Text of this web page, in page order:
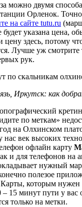
можно двумя
Орленок.
на сайте tutu.ru
указана цена,
здесь, потому
Лучше уж
рук.
Иркутск: как
по меткам»
на Олхинском
нас век высоких
офлайн карту
и для телефонов на
нужный
полезое
которым нужен
15 минут пути у вас
только на метки.